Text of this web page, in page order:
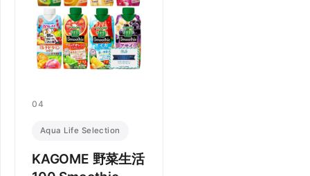
04
Aqua Life Selection
KAGOME 野菜生活